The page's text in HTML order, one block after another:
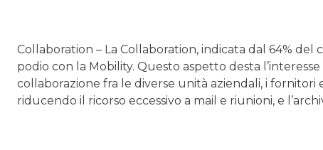
Collaboration – La Collaboration, indicata dal 64%
podio con la Mobility. Questo aspetto desta
collaborazione fra le diverse unità aziendali, i
riducendo il ricorso eccessivo a mail e riunioni, e